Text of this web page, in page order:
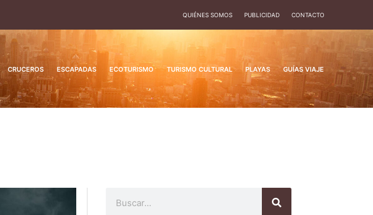
QUIÉNES SOMOS PUBLICIDAD CONTACTO
CRUCEROS ESCAPADAS ECOTURISMO TURISMO CULTURAL PLAYAS GUÍAS VIAJE